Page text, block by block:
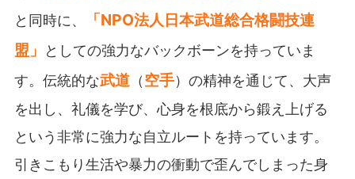
と同時に、
「NPO法人日本武道総合格闘技連
盟」
としての強力なバックボーンを持っていま
す。伝統的な武道（空手）の精神を通じて、大声
を出し、礼儀を学び、心身を根底から鍛え上げる
という非常に強力な自立ルートを持っています。
引きこもり生活や暴力の衝動で歪んでしまった身